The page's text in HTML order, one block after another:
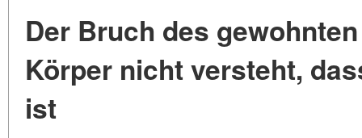
Der Bruch des
Körper nicht versteht,
ist